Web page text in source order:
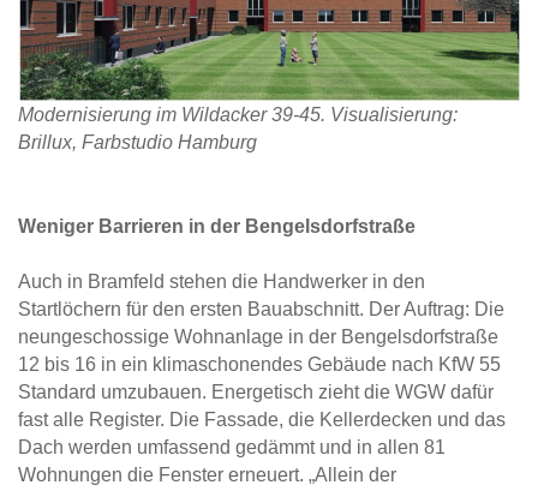
Modernisierung im Wildacker 39-45. Visualisierung:
Brillux, Farbstudio Hamburg
Weniger Barrieren in der Bengelsdorfstraße
Auch in Bramfeld stehen die Handwerker in den
Startlöchern für den ersten Bauabschnitt. Der Auftrag: Die
neungeschossige Wohnanlage in der Bengelsdorfstraße
12 bis 16 in ein klimaschonendes Gebäude nach KfW 55
Standard umzubauen. Energetisch zieht die WGW dafür
fast alle Register. Die Fassade, die Kellerdecken und das
Dach werden umfassend gedämmt und in allen 81
Wohnungen die Fenster erneuert. „Allein der